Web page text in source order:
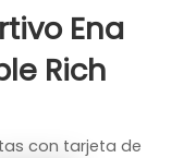
Ena
Rich
con tarjeta de